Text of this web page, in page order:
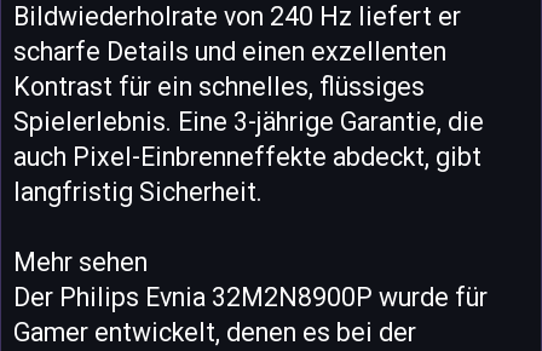
Bildwiederholrate von 240 Hz liefert er
scharfe Details und einen exzellenten
Kontrast für ein schnelles, flüssiges
Spielerlebnis. Eine 3-jährige Garantie, die
auch Pixel-Einbrenneffekte abdeckt, gibt
langfristig Sicherheit.
Mehr sehen
Der Philips Evnia 32M2N8900P wurde für
Gamer entwickelt, denen es bei der